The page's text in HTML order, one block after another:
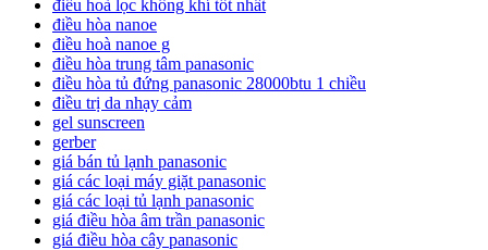
điều hoà lọc không khí tốt nhất
điều hòa nanoe
điều hoà nanoe g
điều hòa trung tâm panasonic
điều hòa tủ đứng panasonic 28000btu 1 chiều
điều trị da nhạy cảm
gel sunscreen
gerber
giá bán tủ lạnh panasonic
giá các loại máy giặt panasonic
giá các loại tủ lạnh panasonic
giá điều hòa âm trần panasonic
giá điều hòa cây panasonic